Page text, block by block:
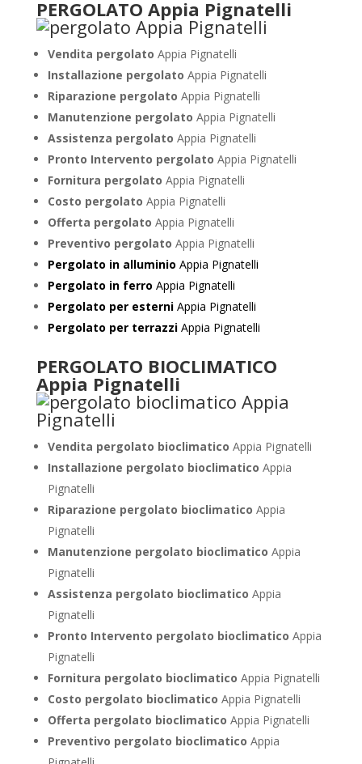
PERGOLATO Appia Pignatelli
Vendita pergolato Appia Pignatelli
Installazione pergolato Appia Pignatelli
Riparazione pergolato Appia Pignatelli
Manutenzione pergolato Appia Pignatelli
Assistenza pergolato Appia Pignatelli
Pronto Intervento pergolato Appia Pignatelli
Fornitura pergolato Appia Pignatelli
Costo pergolato Appia Pignatelli
Offerta pergolato Appia Pignatelli
Preventivo pergolato Appia Pignatelli
Pergolato in alluminio Appia Pignatelli
Pergolato in ferro Appia Pignatelli
Pergolato per esterniAppia Pignatelli
Pergolato per terrazziAppia Pignatelli
PERGOLATO BIOCLIMATICO
Appia Pignatelli
Vendita pergolato bioclimatico Appia Pignatelli
Installazione pergolato bioclimatico Appia
Pignatelli
Riparazione pergolato bioclimatico Appia
Pignatelli
Manutenzione pergolato bioclimatico Appia
Pignatelli
Assistenza pergolato bioclimatico Appia
Pignatelli
Pronto Intervento pergolato bioclimatico Appia
Pignatelli
Fornitura pergolato bioclimatico Appia Pignatelli
Costo pergolato bioclimatico Appia Pignatelli
Offerta pergolato bioclimatico Appia Pignatelli
Preventivo pergolato bioclimatico Appia